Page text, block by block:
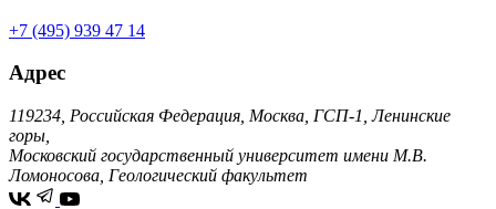
+7 (495) 939 47 14
Адрес
119234, Российская Федерация, Москва, ГСП-1, Ленинские
горы,
Московский государственный университет имени М.В.
Ломоносова, Геологический факультет